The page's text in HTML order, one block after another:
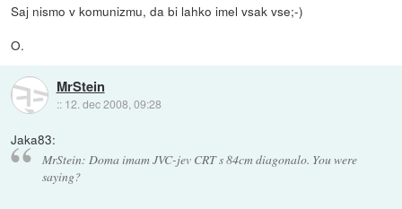
Saj nismo v komunizmu, da bi lahko imel vsak vse;-)
O.
MrStein
:: 12. dec 2008, 09:28
Jaka83:
MrStein: Doma imam JVC-jev CRT s 84cm diagonalo. You were
saying?